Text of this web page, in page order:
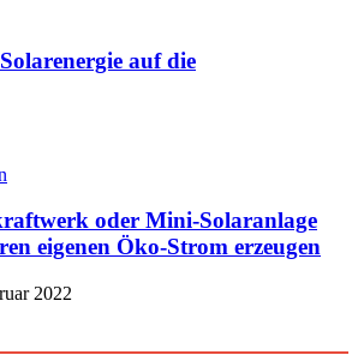
auf die
oder Mini-Solaranlage
eigenen Öko-Strom erzeugen
2022